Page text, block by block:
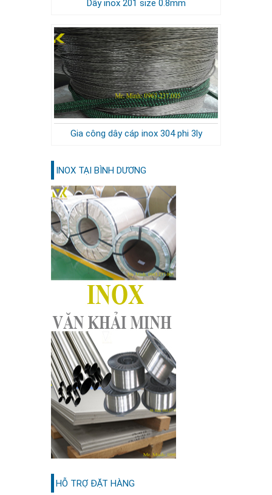
Dây inox 201 size 0.8mm
Gia công dây cáp inox 304 phi 3ly
INOX TẠI BÌNH DƯƠNG
HỖ TRỢ ĐẶT HÀNG